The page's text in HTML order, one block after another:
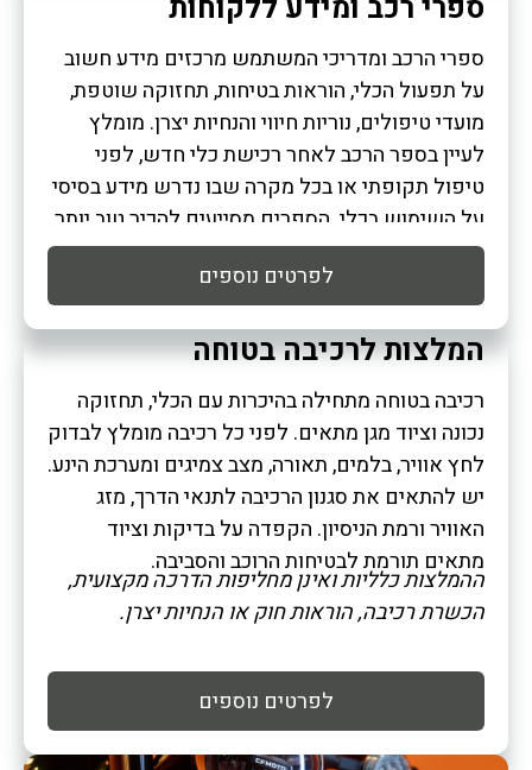
ספרי רכב ומידע ללקוחות
ספרי הרכב ומדריכי המשתמש מרכזים מידע חשוב
על תפעול הכלי, הוראות בטיחות, תחזוקה שוטפת,
מועדי טיפולים, נוריות חיווי והנחיות יצרן. מומלץ
לעיין בספר הרכב לאחר רכישת כלי חדש, לפני
טיפול תקופתי או בכל מקרה שבו נדרש מידע בסיסי
על השימוש בכלי. הספרים מסייעים להכיר טוב יותר
את מערכות הכלי, להבין התראות ולפעול בהתאם
לפרטים נוספים
המלצות לרכיבה בטוחה
רכיבה בטוחה מתחילה בהיכרות עם הכלי, תחזוקה
נכונה וציוד מגן מתאים. לפני כל רכיבה מומלץ לבדוק
לחץ אוויר, בלמים, תאורה, מצב צמיגים ומערכת הינע.
יש להתאים את סגנון הרכיבה לתנאי הדרך, מזג
האוויר ורמת הניסיון. הקפדה על בדיקות וציוד
מתאים תורמת לבטיחות הרוכב והסביבה.
ההמלצות כלליות ואינן מחליפות הדרכה מקצועית,
הכשרת רכיבה, הוראות חוק או הנחיות יצרן.
לפרטים נוספים